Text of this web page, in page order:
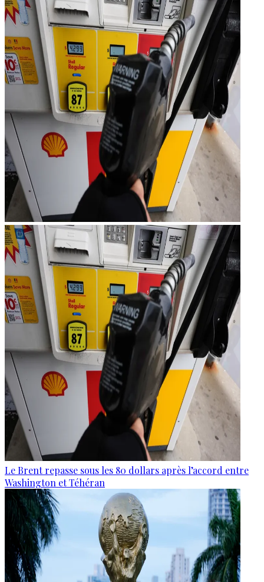
Le Brent repasse sous les 80 dollars après l’accord entre
Washington et Téhéran